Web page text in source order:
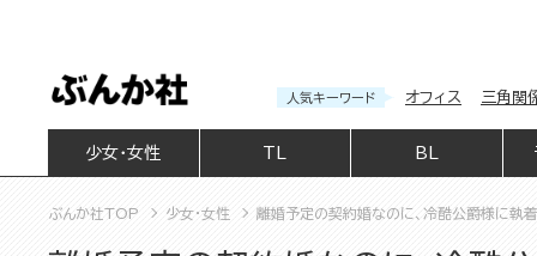
人気キーワード オフィス 三角関
少女・女性 BL
ぶんか社TOP 少女・女性 離婚予定の契約婚なのに、冷酷公爵様に執着